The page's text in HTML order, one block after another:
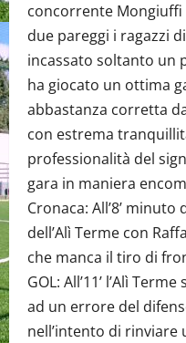
concorrente
due pareggi i ragazzi
incassato soltanto un
ha giocato un ottima
abbastanza corretta
con estrema
professionalità del
gara in maniera
Cronaca: All’8’
dell’Alì Terme con
che manca il tiro di
GOL: All’11’ l’Alì
ad un errore del
nell’intento di